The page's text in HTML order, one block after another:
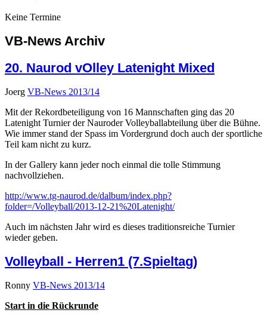
Keine Termine
VB-News Archiv
20. Naurod vOlley Latenight Mixed
Joerg VB-News 2013/14
Mit der Rekordbeteiligung von 16 Mannschaften ging das 20
Latenight Turnier der Nauroder Volleyballabteilung über die Bühne.
Wie immer stand der Spass im Vordergrund doch auch der sportliche
Teil kam nicht zu kurz.
In der Gallery kann jeder noch einmal die tolle Stimmung
nachvollziehen.
http://www.tg-naurod.de/dalbum/index.php?
folder=/Volleyball/2013-12-21%20Latenight/
Auch im nächsten Jahr wird es dieses traditionsreiche Turnier
wieder geben.
Volleyball - Herren1 (7.Spieltag)
Ronny VB-News 2013/14
Start in die Rückrunde